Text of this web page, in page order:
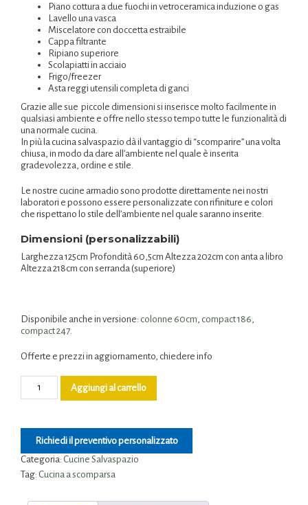
Piano cottura a due fuochi in vetroceramica induzione o gas
Lavello una vasca
Miscelatore con doccetta estraibile
Cappa filtrante
Ripiano superiore
Scolapiatti in acciaio
Frigo/freezer
Asta reggi utensili completa di ganci
Grazie alle sue piccole dimensioni si inserisce molto facilmente in
qualsiasi ambiente e offre nello stesso tempo tutte le funzionalità di
una normale cucina.
In più la cucina salvaspazio dà il vantaggio di “scomparire” una volta
chiusa, in modo da dare all’ambiente nel quale è inserita
gradevolezza, ordine e stile.
Le nostre cucine armadio sono prodotte direttamente nei nostri
laboratori e possono essere personalizzate con rifiniture e colori
che rispettano lo stile dell’ambiente nel quale saranno inserite.
Dimensioni (personalizzabili)
Larghezza 125cm Profondità 60,5cm Altezza 202cm con anta a libro
Altezza 218cm con serranda (superiore)
Disponibile anche in versione: colonne 60cm , compact 186 ,
compact 247
Offerte e prezzi in aggiornamento, chiedere info
Aggiungi al carrello
Richiedi il preventivo personalizzato
Categoria: Cucine Salvaspazio
Tag: Cucina a scomparsa